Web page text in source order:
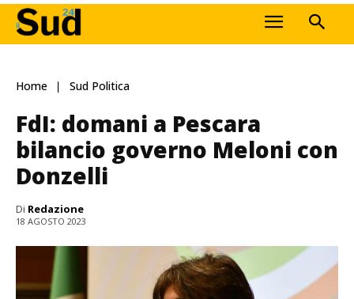
Home Sud Politica
FdI: domani a Pescara
bilancio governo Meloni con
Donzelli
Di Redazione
18 AGOSTO 2023